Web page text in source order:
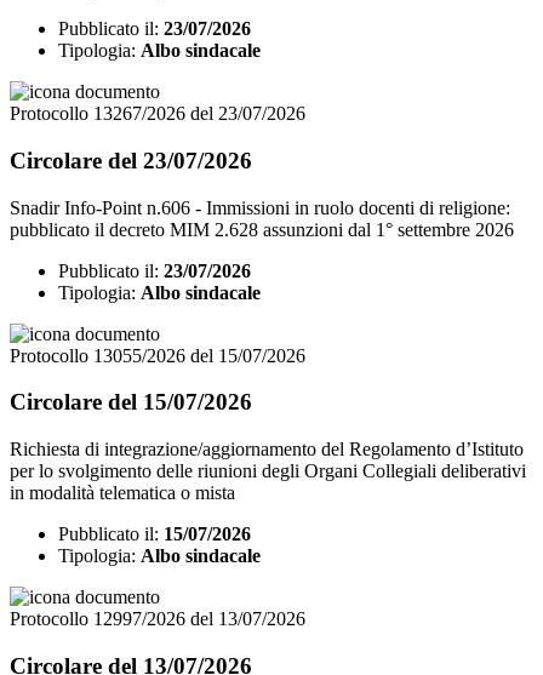
Pubblicato il: 23/07/2026
Tipologia: Albo sindacale
Protocollo 13267/2026 del 23/07/2026
Circolare del 23/07/2026
Snadir Info-Point n.606 - Immissioni in ruolo docenti di religione:
pubblicato il decreto MIM 2.628 assunzioni dal 1° settembre 2026
Pubblicato il: 23/07/2026
Tipologia: Albo sindacale
Protocollo 13055/2026 del 15/07/2026
Circolare del 15/07/2026
Richiesta di integrazione/aggiornamento del Regolamento d’Istituto
per lo svolgimento delle riunioni degli Organi Collegiali deliberativi
in modalità telematica o mista
Pubblicato il: 15/07/2026
Tipologia: Albo sindacale
Protocollo 12997/2026 del 13/07/2026
Circolare del 13/07/2026